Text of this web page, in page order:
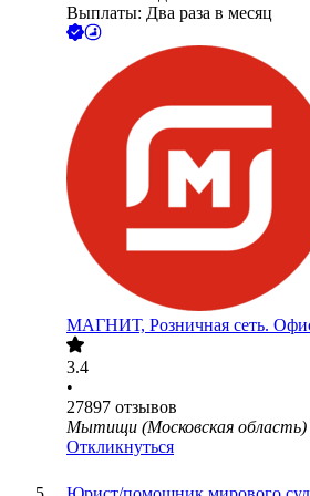
Выплаты: Два раза в месяц
МАГНИТ, Розничная сеть.
3.4
•
27897 отзывов
Мытищи (Московская область)
Откликнуться